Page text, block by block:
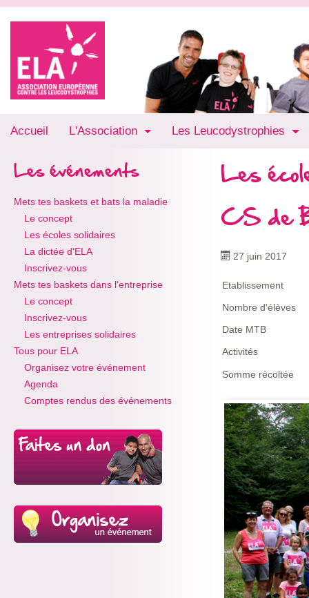
Accueil L'Association Les Leucodystrophies
Les événements
Mets tes baskets et bats la maladie
Le concept
Les écoles solidaires
La dictée d'ELA
Inscrivez-vous
Mets tes baskets dans l'entreprise
Le concept
Inscrivez-vous
Les entreprises solidaires
Tous pour ELA
Organisez votre événement
Agenda
Comptes rendus des événements
Les
CS de
27 juin 2017
Etablissement
Nombre d'élèves
Date MTB
Activités
Somme récoltée